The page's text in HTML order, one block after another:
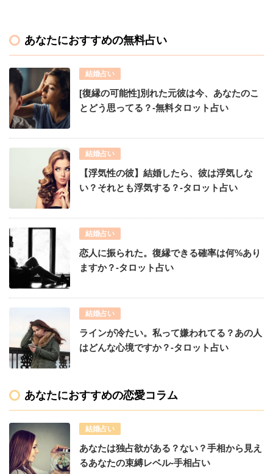
あなたにおすすめの無料占い
結婚占い
[復縁の可能性]別れた元彼は今、あなたのこ
とどう思ってる？-無料タロット占い
結婚占い
【浮気性の彼】結婚したら、彼は浮気しな
い？それとも浮気する？-タロット占い
結婚占い
恋人に振られた。復縁できる確率は何%あり
ますか？-タロット占い
結婚占い
ラインが冷たい。私って嫌われてる？あの人
はどんな心境ですか？-タロット占い
あなたにおすすめの恋愛コラム
結婚占い
あなたは独占欲がある？ない？手相から見え
るあなたの束縛レベル-手相占い